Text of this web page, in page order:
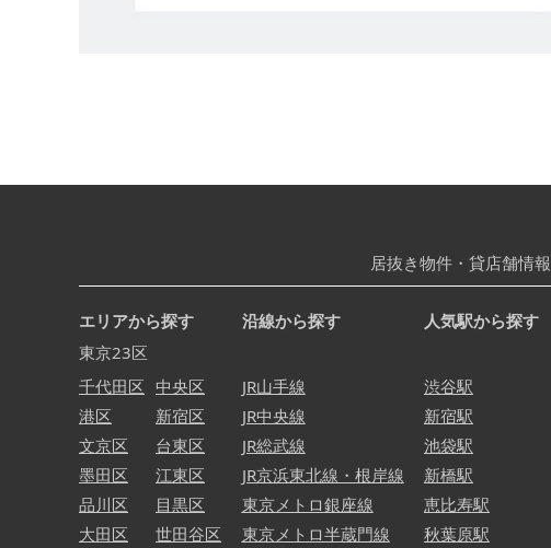
居抜き物件・貸店舗情報
エリアから探す
東京23区
千代田区
港区
文京区
墨田区
品川区
大田区
中央区
新宿区
台東区
江東区
目黒区
世田谷区
沿線から探す
JR山手線
JR中央線
JR総武線
JR京浜東北線・根岸線
東京メトロ銀座線
東京メトロ半蔵門線
人気駅から探す
渋谷駅
新宿駅
池袋駅
新橋駅
恵比寿駅
秋葉原駅